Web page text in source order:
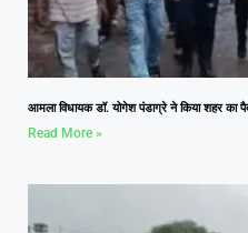
आमला विधायक डॉ. योगेश पंडाग्रे ने किया शहर का
Read More »